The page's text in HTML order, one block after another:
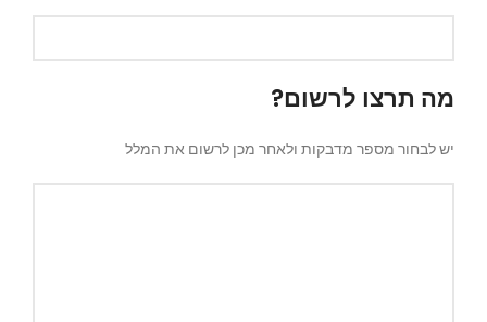
מה תרצו לרשום?
יש לבחור מספר מדבקות ולאחר מכן לרשום את המלל